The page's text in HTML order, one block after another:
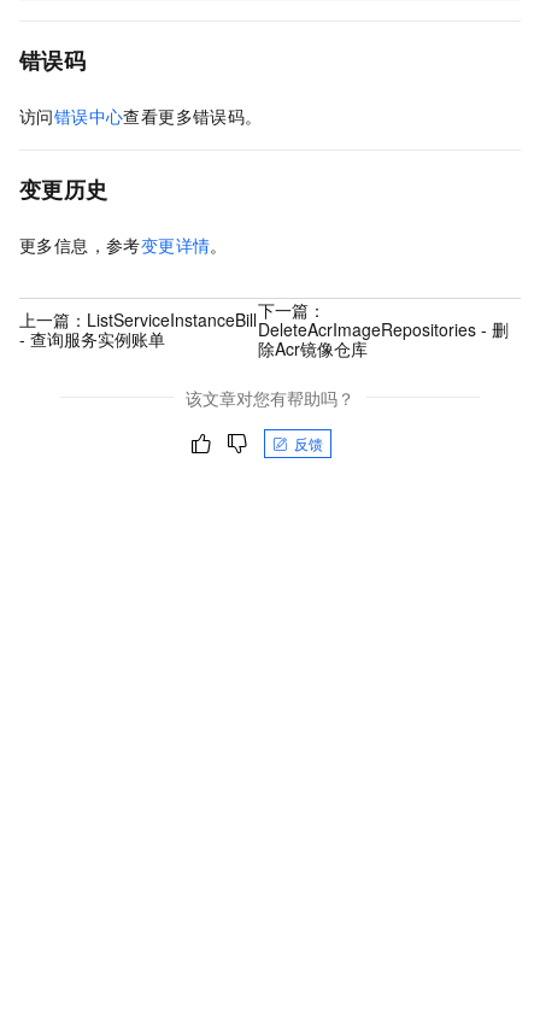
错误码
访问错误中心查看更多错误码。
变更历史
更多信息，参考变更详情。
上一篇： ListServiceInstanceBill
- 查询服务实例账单
下一篇：
DeleteAcrImageRepositories - 删
除Acr镜像仓库
该文章对您有帮助吗？
反馈